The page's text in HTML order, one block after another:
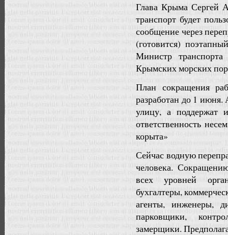
Глава Крыма Сергей
транспорт будет
сообщение через
(готовится)
Министр
Крымских морских
План сокращения
разработан до 1 июня.
улицу, а поддержат
ответственность
корыта»
Сейчас водную
человека.
всех уровней
бухгалтеры,
агенты, инженеры,
парковщики,
замерщики.